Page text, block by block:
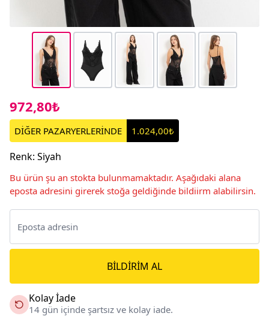
972,80₺
DİĞER PAZARYERLERİNDE 1.024,00₺
Renk: Siyah
Bu ürün şu an stokta bulunmamaktadır. Aşağıdaki alana
eposta adresini girerek stoğa geldiğinde bildiirm alabilirsin.
BILDIRIM AL
Kolay İade
14 gün içinde şartsız ve kolay iade.